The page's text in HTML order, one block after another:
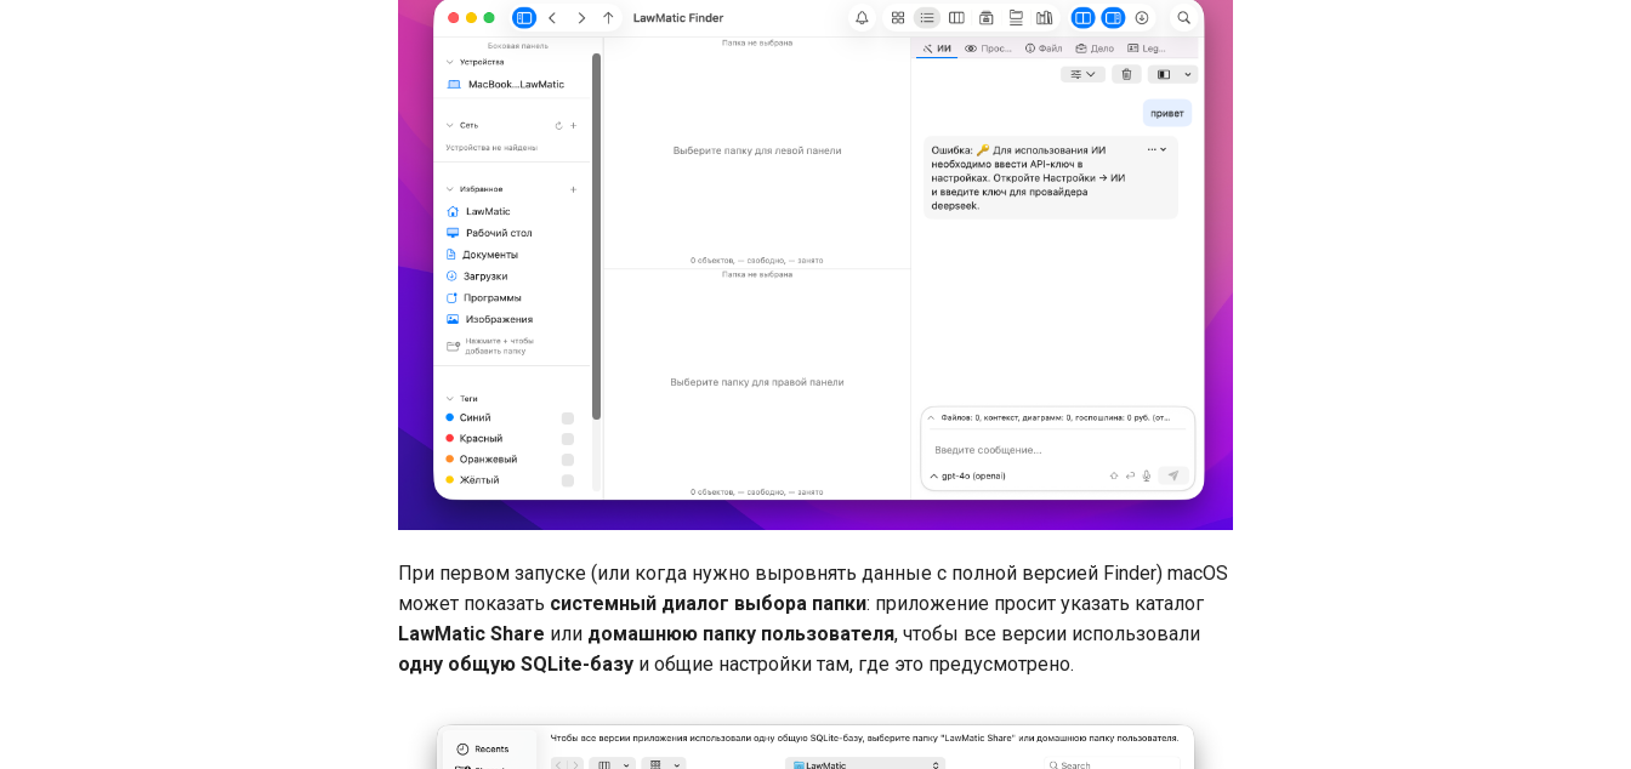
При первом запуске (или когда нужно выровнять данные с полной версией Finder) macOS
может показать системный диалог выбора папки: приложение просит указать каталог
LawMatic Share или домашнюю папку пользователя, чтобы все версии использовали
одну общую SQLite-базу и общие настройки там, где это предусмотрено.